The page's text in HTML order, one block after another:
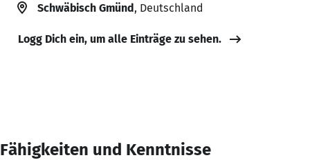
Schwäbisch Gmünd, Deutschland
Logg Dich ein, um alle Einträge zu sehen.
Fähigkeiten und Kenntnisse